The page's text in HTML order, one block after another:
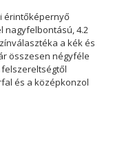
érintőképernyő
nagyfelbontású, 4.2
a kék és
összesen négyféle
és a középkonzol